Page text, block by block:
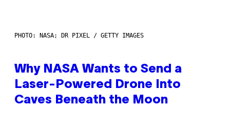
PHOTO: NASA; DR PIXEL / GETTY IMAGES
Why NASA Wants to Send a
Laser-Powered Drone Into
Caves Beneath the Moon